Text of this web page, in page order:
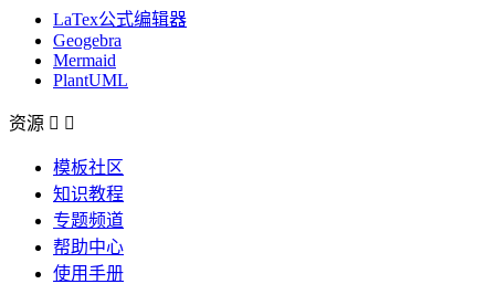
LaTex公式编辑器
Geogebra
Mermaid
PlantUML
资源  
模板社区
知识教程
专题频道
帮助中心
使用手册